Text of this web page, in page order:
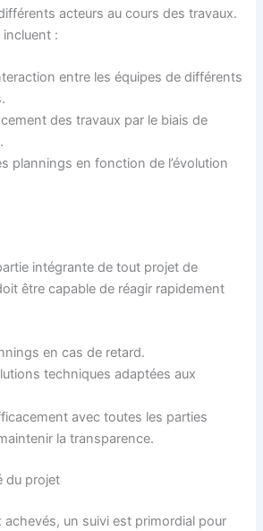
acteurs au cours des travaux.
:
entre les équipes de différents
des travaux par le biais de
plannings en fonction de l’évolution
intégrante de tout projet de
être capable de réagir rapidement
en cas de retard.
techniques adaptées aux
avec toutes les parties
la transparence.
du projet
achevés, un suivi est primordial pour